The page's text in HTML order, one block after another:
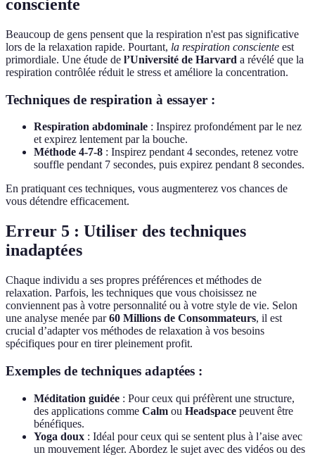
consciente
Beaucoup de gens pensent que la respiration n'est pas significative
lors de la relaxation rapide. Pourtant, la respiration consciente est
primordiale. Une étude de l’Université de Harvard a révélé que la
respiration contrôlée réduit le stress et améliore la concentration.
Techniques de respiration à essayer :
Respiration abdominale : Inspirez profondément par le nez
et expirez lentement par la bouche.
Méthode 4-7-8 : Inspirez pendant 4 secondes, retenez votre
souffle pendant 7 secondes, puis expirez pendant 8 secondes.
En pratiquant ces techniques, vous augmenterez vos chances de
vous détendre efficacement.
Erreur 5 : Utiliser des techniques
inadaptées
Chaque individu a ses propres préférences et méthodes de
relaxation. Parfois, les techniques que vous choisissez ne
conviennent pas à votre personnalité ou à votre style de vie. Selon
une analyse menée par60 Millions de Consommateurs, il est
crucial d’adapter vos méthodes de relaxation à vos besoins
spécifiques pour en tirer pleinement profit.
Exemples de techniques adaptées :
Méditation guidée : Pour ceux qui préfèrent une structure,
des applications comme Calm ou Headspace peuvent être
bénéfiques.
Yoga doux : Idéal pour ceux qui se sentent plus à l’aise avec
un mouvement léger. Abordez le sujet avec des vidéos ou des